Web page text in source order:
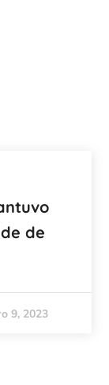
de
9, 2023